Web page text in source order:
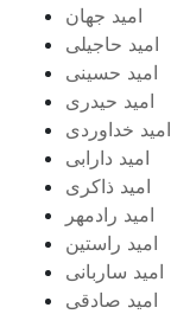
امید جهان
امید حاجیلی
امید حسینی
امید حیدری
امید خداوردی
امید دارابی
امید ذاکری
امید رادمهر
امید راستین
امید ساربانی
امید صادقی